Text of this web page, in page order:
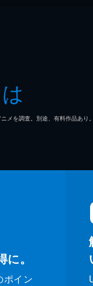
を調査。別途、有料作品あり。
。
ポイン